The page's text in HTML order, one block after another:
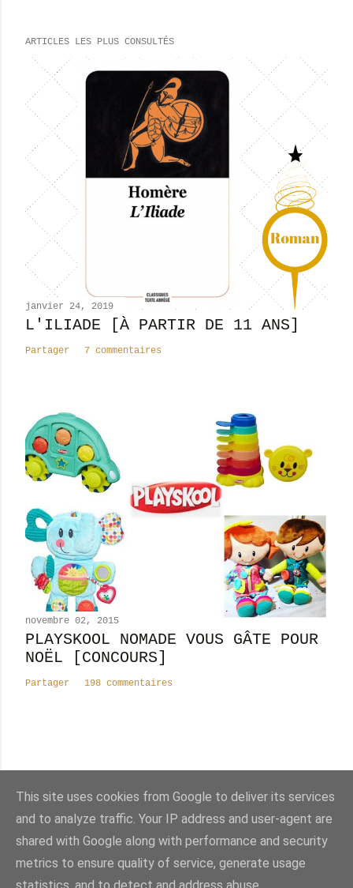
g
t
r
c
m
n
t
i
ARTICLES LES PLUS CONSULTÉS
janvier 24, 2019
L'ILIADE [À PARTIR DE 11 ANS]
Partager 7 commentaires
novembre 02, 2015
PLAYSKOOL NOMADE VOUS GÂTE POUR
NOËL [CONCOURS]
Partager 198 commentaires
48719
Fourni par Blogger
This site uses cookies from Google to deliver its services
and to analyze traffic. Your IP address and user-agent are
shared with Google along with performance and security
metrics to ensure quality of service, generate usage